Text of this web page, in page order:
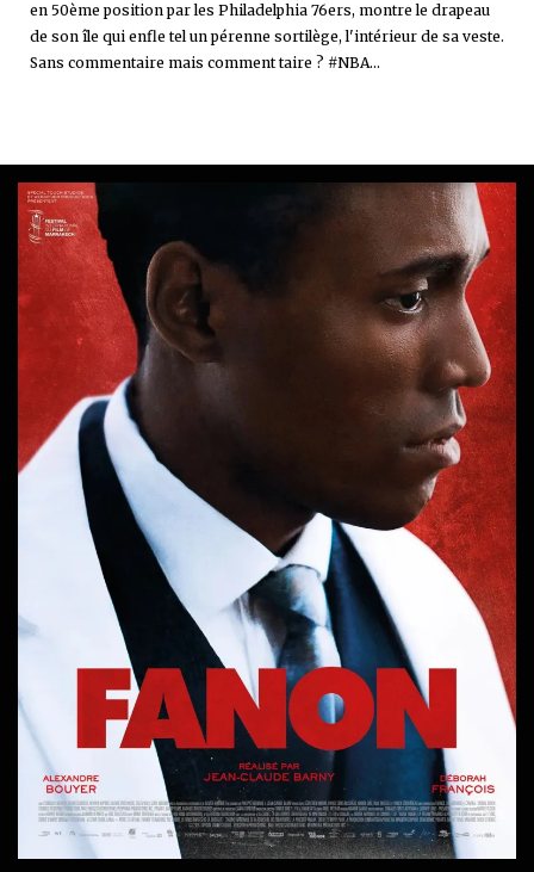
en 50ème position par les Philadelphia 76ers, montre le drapeau
de son île qui enfle tel un pérenne sortilège, l'intérieur de sa veste.
Sans commentaire mais comment taire ? #NBA...